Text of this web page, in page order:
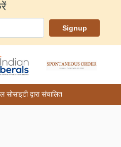
द्वारा संचालित